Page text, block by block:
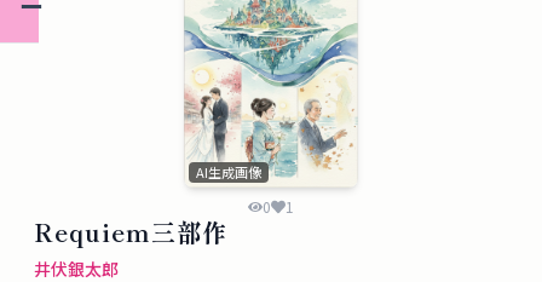
デ
AI生成画像
0 1
Requiem三部作
井伏銀太郎